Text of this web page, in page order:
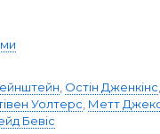
Остін Дженкінс
Уолтерс Метт
Бевіс